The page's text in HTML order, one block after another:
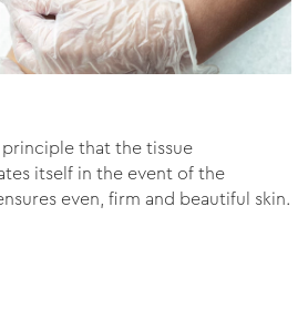
that the tissue
itself in the event of the
even, firm and beautiful skin.